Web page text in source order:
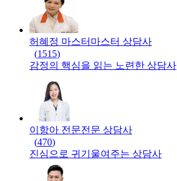
허혜정 마스터 마스터 상담사
(1515)
감정의 핵심을 읽는 노련한 상담사
이항아 전문전문 상담사
(470)
진심으로 귀기울여주는 상담사